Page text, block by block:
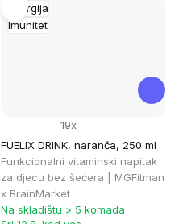
Energija
Imunitet
FUELIX DRINK, naranča, 250 ml
Funkcionalni vitaminski napitak
za djecu bez šećera | MGFitman
x BrainMarket
19x
Na skladištu > 5 komada